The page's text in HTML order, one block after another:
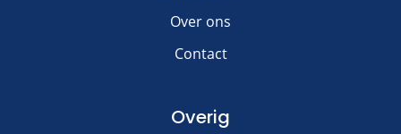
Over ons
Contact
Overig